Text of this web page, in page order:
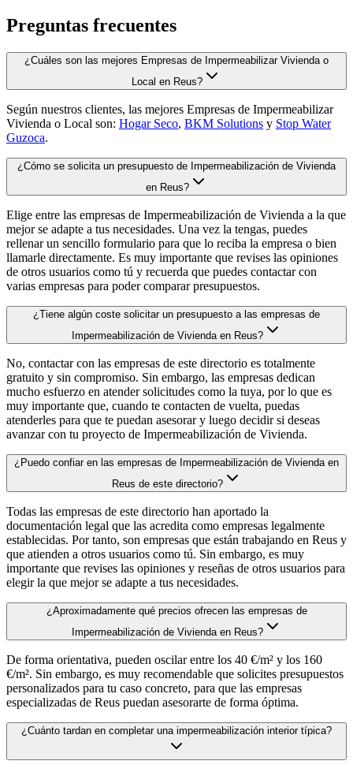
Preguntas frecuentes
¿Cuáles son las mejores Empresas de Impermeabilizar Vivienda o
Local en Reus?
Según nuestros clientes, las mejores Empresas de Impermeabilizar
Vivienda o Local son: Hogar Seco, BKM Solutions y Stop Water
Guzoca.
¿Cómo se solicita un presupuesto de Impermeabilización de Vivienda
en Reus?
Elige entre las empresas de Impermeabilización de Vivienda a la que
mejor se adapte a tus necesidades. Una vez la tengas, puedes
rellenar un sencillo formulario para que lo reciba la empresa o bien
llamarle directamente. Es muy importante que revises las opiniones
de otros usuarios como tú y recuerda que puedes contactar con
varias empresas para poder comparar presupuestos.
¿Tiene algún coste solicitar un presupuesto a las empresas de
Impermeabilización de Vivienda en Reus?
No, contactar con las empresas de este directorio es totalmente
gratuito y sin compromiso. Sin embargo, las empresas dedican
mucho esfuerzo en atender solicitudes como la tuya, por lo que es
muy importante que, cuando te contacten de vuelta, puedas
atenderles para que te puedan asesorar y luego decidir si deseas
avanzar con tu proyecto de Impermeabilización de Vivienda.
¿Puedo confiar en las empresas de Impermeabilización de Vivienda en
Reus de este directorio?
Todas las empresas de este directorio han aportado la
documentación legal que las acredita como empresas legalmente
establecidas. Por tanto, son empresas que están trabajando en Reus y
que atienden a otros usuarios como tú. Sin embargo, es muy
importante que revises las opiniones y reseñas de otros usuarios para
elegir la que mejor se adapte a tus necesidades.
¿Aproximadamente qué precios ofrecen las empresas de
Impermeabilización de Vivienda en Reus?
De forma orientativa, pueden oscilar entre los 40 €/m² y los 160
€/m². Sin embargo, es muy recomendable que solicites presupuestos
personalizados para tu caso concreto, para que las empresas
especializadas de Reus puedan asesorarte de forma óptima.
¿Cuánto tardan en completar una impermeabilización interior típica?